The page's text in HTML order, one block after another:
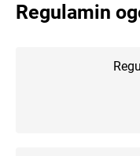
Regulamin